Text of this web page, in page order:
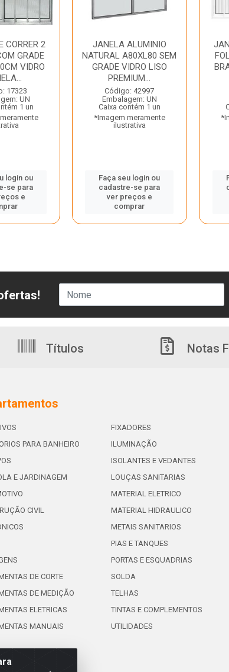
CORRER 2
GRADE
VIDRO
17323
UN
1 un
login ou
se para
e
JANELA ALUMINIO
NATURAL A80XL80 SEM
GRADE VIDRO LISO
PREMIUM...
Código: 42997
Embalagem: UN
Caixa contém 1 un
*Imagem meramente
ilustrativa
Faça seu login ou
cadastre-se para
ver preços e
comprar
Títulos Notas
PARA BANHEIRO
E JARDINAGEM
CIVIL
DE CORTE
DE MEDIÇÃO
ELETRICAS
MANUAIS
FIXADORES
ILUMINAÇÃO
ISOLANTES E VEDANTES
LOUÇAS SANITARIAS
MATERIAL ELETRICO
MATERIAL HIDRAULICO
METAIS SANITARIOS
PIAS E TANQUES
PORTAS E ESQUADRIAS
SOLDA
TELHAS
TINTAS E COMPLEMENTOS
UTILIDADES